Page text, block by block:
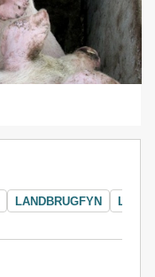
LANDBRUGFYN